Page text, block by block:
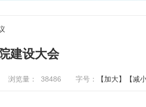
建设大会
浏览量： 38486 字号： 【加大】 【减